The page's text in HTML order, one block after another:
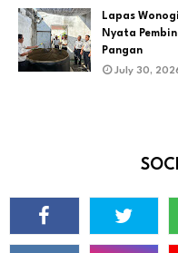
Lapas
Nyata
Pangan
July 30,